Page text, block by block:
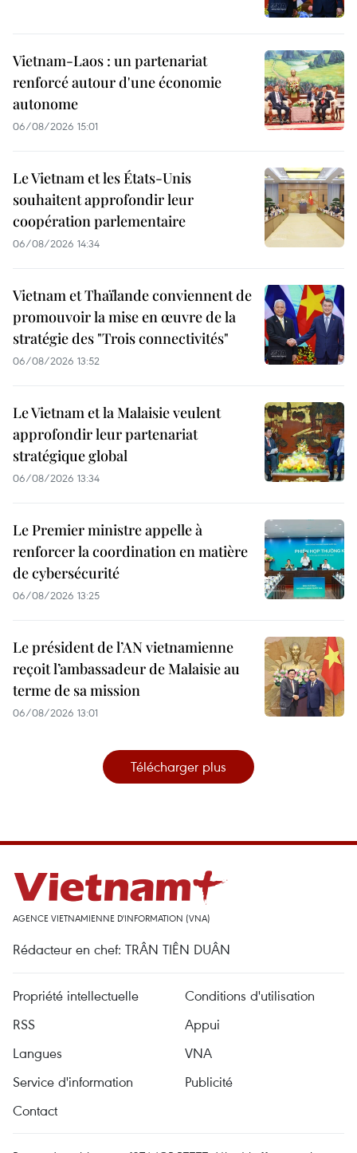
Vietnam-Laos : un partenariat
renforcé autour d'une économie
autonome
06/08/2026 15:01
Le Vietnam et les États-Unis
souhaitent approfondir leur
coopération parlementaire
06/08/2026 14:34
Vietnam et Thaïlande conviennent de
promouvoir la mise en œuvre de la
stratégie des "Trois connectivités"
06/08/2026 13:52
Le Vietnam et la Malaisie veulent
approfondir leur partenariat
stratégique global
06/08/2026 13:34
Le Premier ministre appelle à
renforcer la coordination en matière
de cybersécurité
06/08/2026 13:25
Le président de l’AN vietnamienne
reçoit l’ambassadeur de Malaisie au
terme de sa mission
06/08/2026 13:01
Télécharger plus
AGENCE VIETNAMIENNE D'INFORMATION (VNA)
Rédacteur en chef: TRÂN TIÊN DUÂN
Propriété intellectuelle
Conditions d'utilisation
RSS
Appui
Langues
VNA
Service d'information
Publicité
Contact